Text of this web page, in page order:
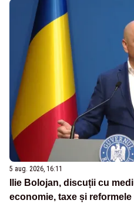
5 aug. 2026, 16:11
Ilie Bolojan, discuții cu
economie, taxe și reformele